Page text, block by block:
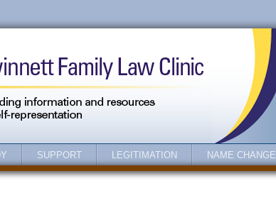
SUPPORT LEGITIMATION NAME CHANGE